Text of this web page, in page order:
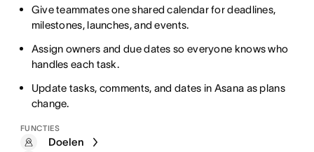
Give teammates one shared calendar for deadlines,
milestones, launches, and events.
Assign owners and due dates so everyone knows who
handles each task.
Update tasks, comments, and dates in Asana as plans
change.
FUNCTIES
Doelen